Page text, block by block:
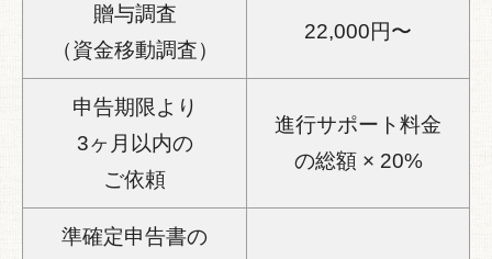
贈与調査
（資金移動調査）
22,000円〜
申告期限より
3ヶ月以内の
ご依頼
進行サポート料金
の総額 × 20%
準確定申告書の